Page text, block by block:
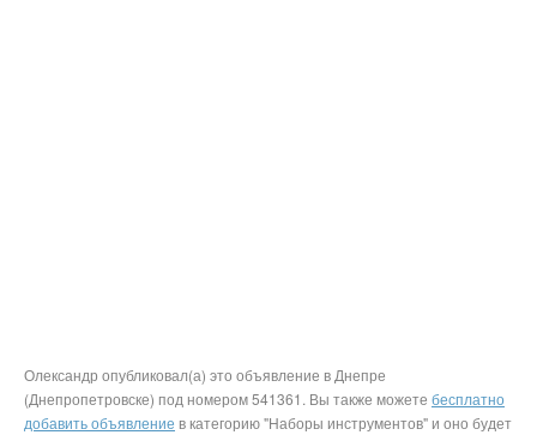
Олександр опубликовал(а) это объявление в Днепре
(Днепропетровске) под номером 541361. Вы также можете бесплатно
добавить объявление в категорию "Наборы инструментов" и оно будет